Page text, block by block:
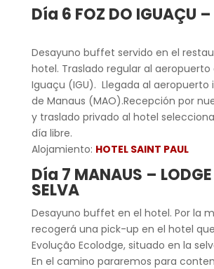
Día 6 FOZ DO IGUAÇU
Desayuno buffet servido en el
hotel. Traslado regular al aeropuerto
Iguaçu (IGU). Llegada al aeropuerto
de Manaus (MAO).Recepción por
y traslado privado al hotel
día libre.
Alojamiento: HOTEL SAINT PAUL
Día 7 MANAUS – LODGE
SELVA
Desayuno buffet en el hotel. Por la
recogerá una pick-up en el hotel
Evolução Ecolodge, situado en la
En el camino pararemos para